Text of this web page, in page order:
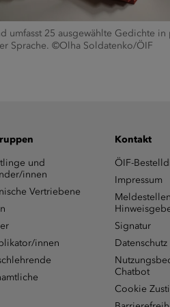
umfasst 25 ausgewählte Gedichte
Sprache. ©Olha Soldatenko/ÖIF
und
innen
Vertriebene
innen
Kontakt
ÖIF-
Impressum
Signatur
Datenschutz
Chatbot
Cookie